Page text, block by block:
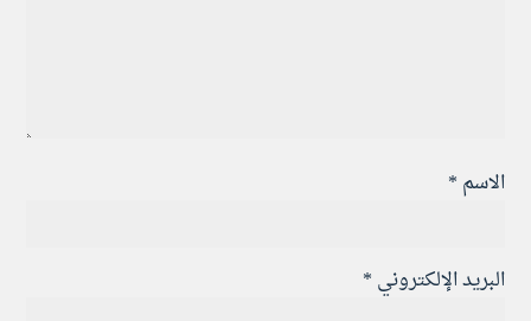
الاسم *
البريد الإلكتروني *